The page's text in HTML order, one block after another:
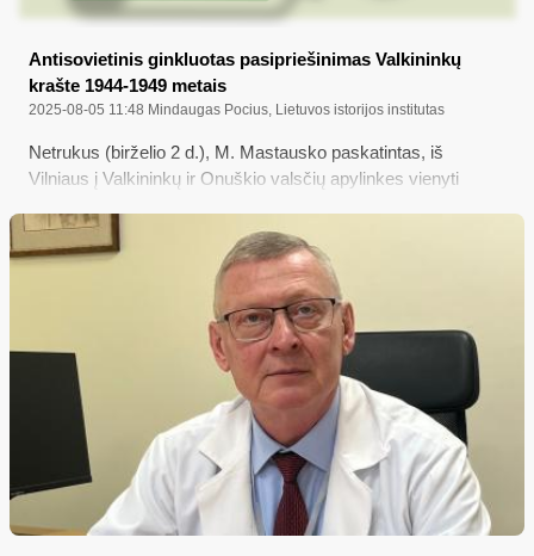
šalia mūsų…
Antisovietinis ginkluotas pasipriešinimas Valkininkų
krašte 1944-1949 metais
2025-08-05 11:48 Mindaugas Pocius, Lietuvos istorijos institutas
Netrukus (birželio 2 d.), M. Mastausko paskatintas, iš
Vilniaus į Valkininkų ir Onuškio valsčių apylinkes vienyti
nepriklausomos Lietuvos kariuomenės leitenantas mokytojas
Leonas Tarasevičius.